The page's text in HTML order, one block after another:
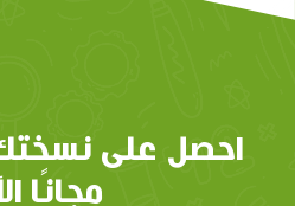
احصل على
مجانًا